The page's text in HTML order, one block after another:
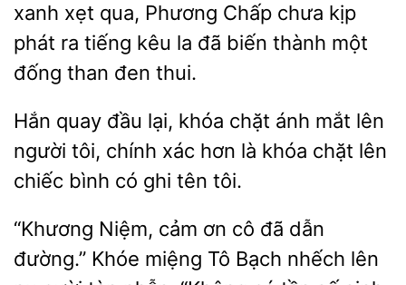
xanh xẹt
Phương Chấp
kịp
phát ra tiếng kêu la đã biến thành một
đống than đen thui.
Hắn đầu lại, khóa chặt
mắt lên
người tôi, chính xác hơn là khóa chặt
chiếc bình có ghi tên tôi.
“Khương Niệm, cảm ơn cô
dẫn
đường.” Khóe miệng Tô Bạch nhếch lên